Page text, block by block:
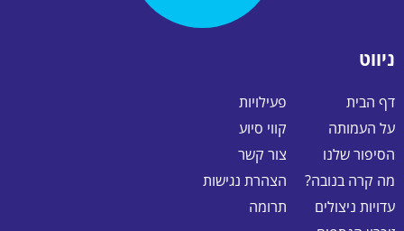
ניווט
דף הבית
על העמותה
הסיפור שלנו
מה קרה בנובה?
עדויות ניצולים
פעילויות
קווי סיוע
צור קשר
הצהרת נגישות
תרומה